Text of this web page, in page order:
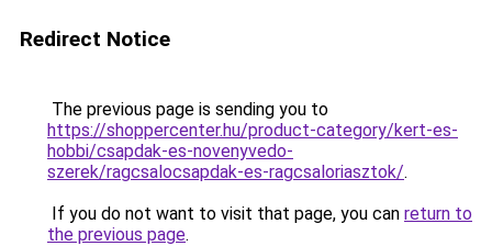
Redirect Notice
The previous page is sending you to
https://shoppercenter.hu/product-category/kert-es-
hobbi/csapdak-es-novenyvedo-
szerek/ragcsalocsapdak-es-ragcsaloriasztok/.
If you do not want to visit that page, you can return to
the previous page.